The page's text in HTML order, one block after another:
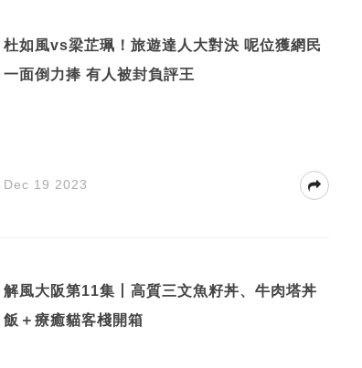
杜如風vs梁芷珮！旅遊達人大對決 呢位獲網民
一面倒力捧 有人被封負評王
Dec 19 2023
解風大阪第11集丨高質三文魚籽丼、牛肉塔丼
飯＋療癒貓客棧開箱